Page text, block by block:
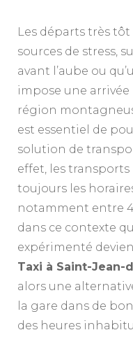
Les départs très
sources de stress,
avant l’aube ou
impose une
région
est essentiel de
solution de
effet, les
toujours les
notamment entre 4
dans ce contexte
expérimenté
Taxi à Saint-Jean-
alors une
la gare dans de
des heures